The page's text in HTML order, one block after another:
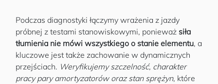
Podczas diagnostyki łączymy wrażenia z jazdy
próbnej z testami stanowiskowymi, ponieważ siła
tłumienia nie mówi wszystkiego o stanie elementu, a
kluczowe jest także zachowanie w dynamicznych
przejściach. Weryfikujemy szczelność, charakter
pracy pary amortyzatorów oraz stan sprężyn, które